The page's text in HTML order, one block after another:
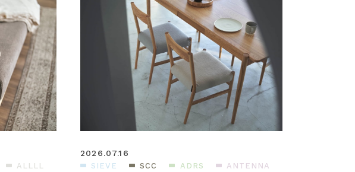
ALLLL
2026.07.16
SIEVE SCC ADRS
ANTENNA